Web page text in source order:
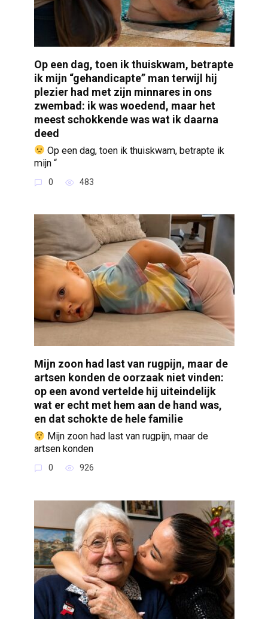
Op een dag, toen ik thuiskwam, betrapte
ik mijn “gehandicapte” man terwijl hij
plezier had met zijn minnares in ons
zwembad: ik was woedend, maar het
meest schokkende was wat ik daarna
deed
Op een dag, toen ik thuiskwam, betrapte ik
mijn “
0 483
Mijn zoon had last van rugpijn, maar de
artsen konden de oorzaak niet vinden:
op een avond vertelde hij uiteindelijk
wat er echt met hem aan de hand was,
en dat schokte de hele familie
Mijn zoon had last van rugpijn, maar de
artsen konden
0 926